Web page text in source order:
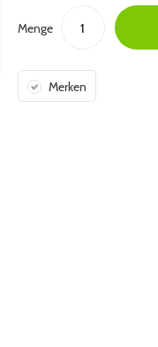
Menge
Merken